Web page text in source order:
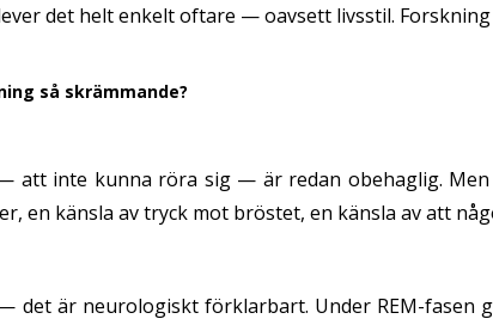
det helt enkelt oftare — oavsett livsstil.
så skrämmande?
att inte kunna röra sig — är redan obehaglig.
en känsla av tryck mot bröstet, en känsla av att
det är neurologiskt förklarbart. Under REM-fasen